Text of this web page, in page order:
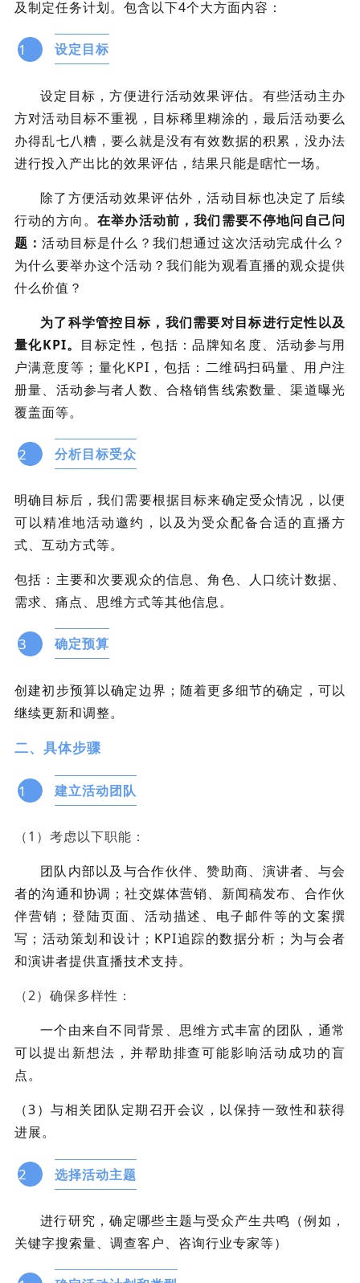
及制定任务计划。包含以下4个大方面内容：
1 设定目标
设定目标，方便进行活动效果评估。有些活动主办
方对活动目标不重视，目标稀里糊涂的，最后活动要么
办得乱七八糟，要么就是没有有效数据的积累，没办法
进行投入产出比的效果评估，结果只能是瞎忙一场。
除了方便活动效果评估外，活动目标也决定了后续
行动的方向。在举办活动前，我们需要不停地问自己问
题：活动目标是什么？我们想通过这次活动完成什么？
为什么要举办这个活动？我们能为观看直播的观众提供
什么价值？
为了科学管控目标，我们需要对目标进行定性以及
量化KPI。 目标定性，包括：品牌知名度、活动参与用
户满意度等；量化KPI，包括：二维码扫码量、用户注
册量、活动参与者人数、合格销售线索数量、渠道曝光
覆盖面等。
2 分析目标受众
明确目标后，我们需要根据目标来确定受众情况，以便
可以精准地活动邀约，以及为受众配备合适的直播方
式、互动方式等。
包括：主要和次要观众的信息、角色、人口统计数据、
需求、痛点、思维方式等其他信息。
3 确定预算
创建初步预算以确定边界；随着更多细节的确定，可以
继续更新和调整。
二、具体步骤
1 建立活动团队
（1）考虑以下职能：
团队内部以及与合作伙伴、赞助商、演讲者、与会
者的沟通和协调；社交媒体营销、新闻稿发布、合作伙
伴营销；登陆页面、活动描述、电子邮件等的文案撰
写；活动策划和设计；KPI追踪的数据分析；为与会者
和演讲者提供直播技术支持。
（2）确保多样性：
一个由来自不同背景、思维方式丰富的团队，通常
可以提出新想法，并帮助排查可能影响活动成功的盲
点。
（3）与相关团队定期召开会议，以保持一致性和获得
进展。
2 选择活动主题
进行研究，确定哪些主题与受众产生共鸣（例如，
关键字搜索量、调查客户、咨询行业专家等）